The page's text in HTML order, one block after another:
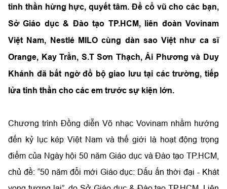
tinh thần hừng hực, quyết tâm. Để cổ vũ cho các bạn,
Sở Giáo dục & Đào tạo TP.HCM, liên đoàn Vovinam
Việt Nam, Nestlé MILO cùng dàn sao Việt như ca sĩ
Orange, Kay Trần, S.T Sơn Thạch, Ái Phương và Duy
Khánh đã bất ngờ đổ bộ giao lưu tại các trường, tiếp
lửa tinh thần cho các em trước sự kiện lớn.
Chương trình Đồng diễn Võ nhạc Vovinam nhằm hướng
đến kỷ lục kép Việt Nam và thế giới là hoạt động trọng
điểm của Ngày hội 50 năm Giáo dục và Đào tạo TP.HCM,
chủ đề: “50 năm đổi mới Giáo dục: Dấu ấn thời đại - Khát